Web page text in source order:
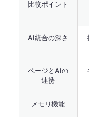
比較ポイント
AI統合の深さ
ページとAIの
連携
メモリ機能